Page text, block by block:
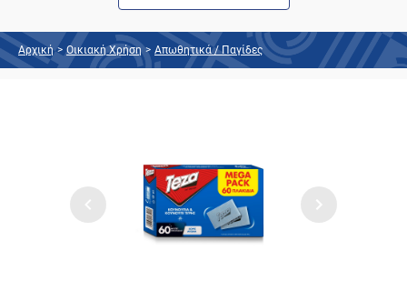
Αρχική > Οικιακή Χρήση > Απωθητικά / Παγίδες